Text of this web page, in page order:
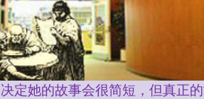
我分享的这个前世故事，是为
魂的系列故事，而不是我们的只
由于莱拉·凯西（ Leila Evans
决定她的故事会很简短，但真正